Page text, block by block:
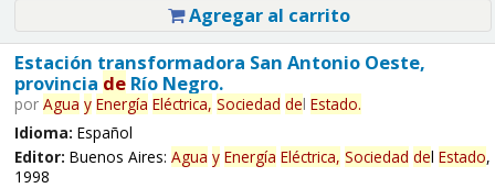
Agregar al carrito
Estación transformadora San Antonio Oeste,
provincia deRío Negro.
por Agua y Energía Eléctrica, Sociedad del Estado.
Idioma: Español
Editor: Buenos Aires: Agua y Energía Eléctrica, Sociedad del Estado,
1998